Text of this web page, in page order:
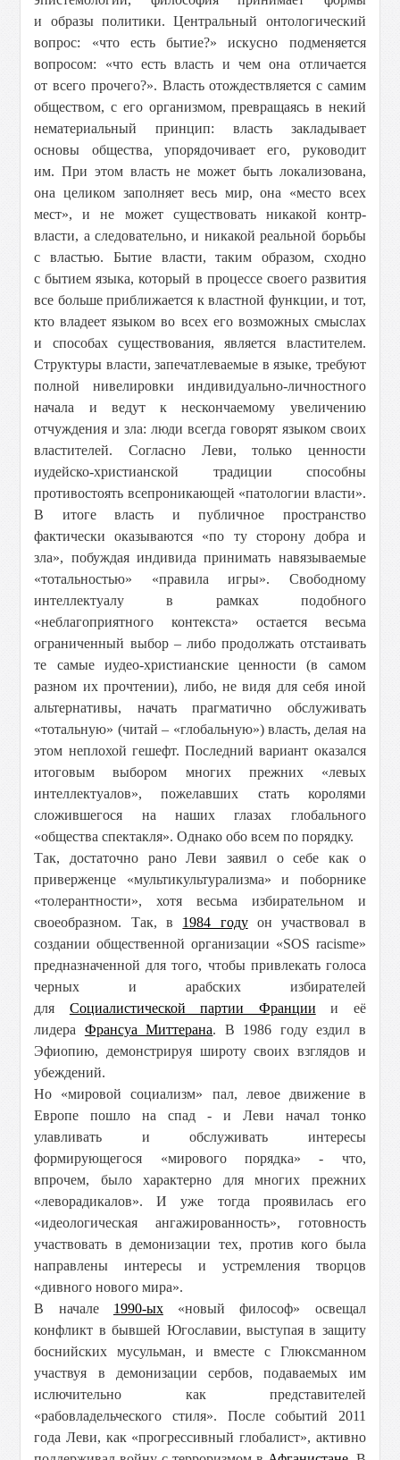
и образы политики. Центральный онтологический
вопрос: «что есть бытие?» искусно подменяется
вопросом: «что есть власть и чем она отличается
от всего прочего?». Власть отождествляется с самим
обществом, с его организмом, превращаясь в некий
нематериальный принцип: власть закладывает
основы общества, упорядочивает его, руководит
им. При этом власть не может быть локализована,
она целиком заполняет весь мир, она «место всех
мест», и не может существовать никакой контр-
власти, а следовательно, и никакой реальной борьбы
с властью. Бытие власти, таким образом, сходно
с бытием языка, который в процессе своего развития
все больше приближается к властной функции, и тот,
кто владеет языком во всех его возможных смыслах
и способах существования, является властителем.
Структуры власти, запечатлеваемые в языке, требуют
полной нивелировки индивидуально-личностного
начала и ведут к нескончаемому увеличению
отчуждения и зла: люди всегда говорят языком своих
властителей. Согласно Леви, только ценности
иудейско-христианской традиции способны
противостоять всепроникающей «патологии власти».
В итоге власть и публичное пространство
фактически оказываются «по ту сторону добра и
зла», побуждая индивида принимать навязываемые
«тотальностью» «правила игры». Свободному
интеллектуалу в рамках подобного
«неблагоприятного контекста» остается весьма
ограниченный выбор – либо продолжать отстаивать
те самые иудео-христианские ценности (в самом
разном их прочтении), либо, не видя для себя иной
альтернативы, начать прагматично обслуживать
«тотальную» (читай – «глобальную») власть, делая на
этом неплохой гешефт. Последний вариант оказался
итоговым выбором многих прежних «левых
интеллектуалов», пожелавших стать королями
сложившегося на наших глазах глобального
«общества спектакля». Однако обо всем по порядку.
Так, достаточно рано Леви заявил о себе как о
приверженце «мультикультурализма» и поборнике
«толерантности», хотя весьма избирательном и
своеобразном. Так, в 1984 годуон участвовал в
создании общественной организации «SOS racisme»
предназначенной для того, чтобы привлекать голоса
черных и арабских избирателей
для Социалистической партии Франции и её
лидера Франсуа Миттерана. В 1986 году ездил в
Эфиопию, демонстрируя широту своих взглядов и
убеждений.
Но «мировой социализм» пал, левое движение в
Европе пошло на спад - и Леви начал тонко
улавливать и обслуживать интересы
формирующегося «мирового порядка» - что,
впрочем, было характерно для многих прежних
«леворадикалов». И уже тогда проявилась его
«идеологическая ангажированность», готовность
участвовать в демонизации тех, против кого была
направлены интересы и устремления творцов
«дивного нового мира».
В начале 1990-ых«новый философ» освещал
конфликт в бывшей Югославии, выступая в защиту
боснийских мусульман, и вместе с Глюксманном
участвуя в демонизации сербов, подаваемых им
ислючительно как представителей
«рабовладельческого стиля». После событий 2011
года Леви, как «прогрессивный глобалист», активно